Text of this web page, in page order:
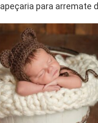
para arremate